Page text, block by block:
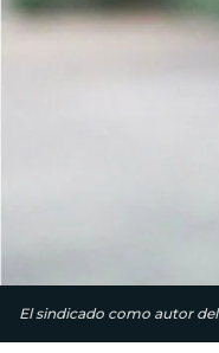
El sindicado como autor